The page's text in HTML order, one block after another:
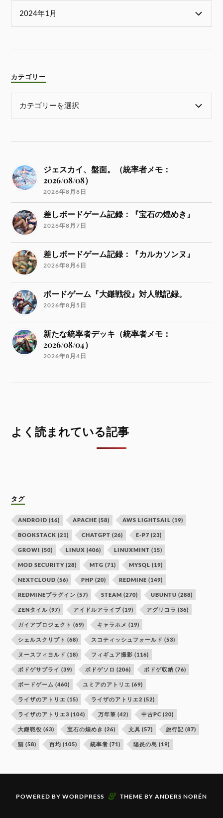
カテゴリー
ジェスカイ、盤面。（統率者メモ：
2026/08/08）
2026年8月8日
差しボードゲーム記録：『宝石の煌めき』
2026年8月7日
差しボードゲーム記録：『カルカソンヌ』
2026年8月6日
ボードゲーム『大鎌戦役』対人戦記録。
2026年8月5日
新たな統率者デッキ（統率者メモ：
2026/08/04）
2026年8月4日
よく読まれている記事
タグ
ANDROID (16) APACHE (58) AWS LIGHTSAIL (19)
BOOKSTACK (21) CHATGPT (26) E-P7 (23)
GROWI (50) LINUX (406) LINUXMINT (15)
MOD SECURITY (28) MTG (71) MYSQL (19)
NEXTCLOUD (56) PHP (20) REDMINE (149)
REDMINEプラグイン (57) STEAM (270) UBUNTU (288)
ZENタイル (97) アイドルアライブ (19) アグリコラ (36)
ガイアプロジェクト (69) キャラホメ (19)
シェルスクリプト (68) スコティッシュフォールド (53)
ヌースフィヨルド (18) フィギュア撮影 (116)
ボドゲサプライ (39) ボドゲソロ (206) ボドゲ収納 (76)
ボードゲーム (460) ユミアのアトリエ (69)
ライザのアトリエ (15) ライザのアトリエ2 (52)
ライザのアトリエ3 (104) 万年筆 (42) 中古PC (20)
大鎌戦役 (63) 宝石の煌めき (26) 文具 (57) 旅行記 (87)
猫 (58) 百均 (105) 統率者 (71) 陽炎の島 (19)
POWERED BY WORDPRESS & THEME BY ANDERS NORÉN